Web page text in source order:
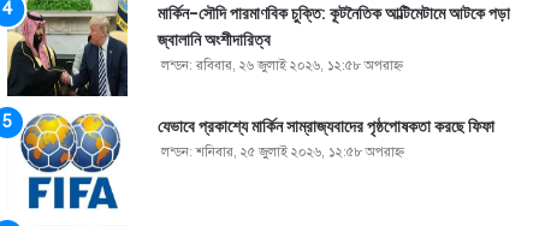
মার্কিন-সৌদি পারমাণবিক চুক্তি: কূটনৈতিক আল্টিমেটামে আটকে পড়া
জ্বালানি অংশীদারিত্ব
লন্ডন: রবিবার, ২৬ জুলাই ২০২৬, ১২:৫৮ অপরাহ্ণ
যেভাবে প্রকাশ্যে মার্কিন সাম্রাজ্যবাদের পৃষ্ঠপোষকতা করছে ফিফা
লন্ডন: শনিবার, ২৫ জুলাই ২০২৬, ১২:৫৮ অপরাহ্ণ